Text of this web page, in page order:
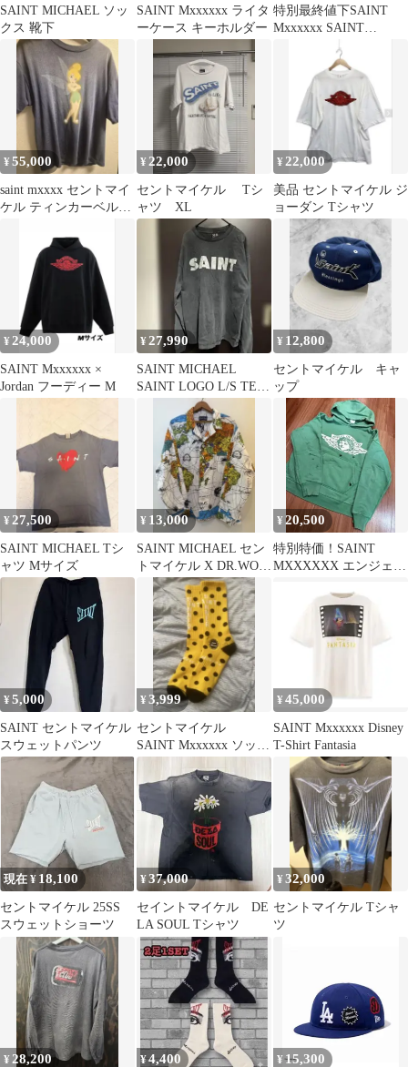
SAINT MICHAEL ソッ
クス 靴下
SAINT Mxxxxxx ライタ
ーケース キーホルダー
特別最終値下SAINT
Mxxxxxx SAINT
¥55,000
saint mxxxx セントマイ
ケル ティンカーベル
¥ 22,000
セントマイケル Tシ
ャツ XL
¥ 22,000
美品 セントマイケル ジ
ョーダン Tシャツ
¥ 24,000
SAINT Mxxxxxx ×
Jordan フーディー M
¥27,990
SAINT MICHAEL
SAINT LOGO L/S TEE
¥ 12,800
セントマイケル キャ
ップ
¥ 27,500
SAINT MICHAEL Tシ
ャツ Mサイズ
¥ 13,000
SAINT MICHAEL セン
トマイケル X DR.WOO
M パジャマシャツ
¥ 20,500
特別特価！SAINT
MXXXXXX エンジェ
¥5,000
SAINT セントマイケル
スウェットパンツ
¥3,999
セントマイケル
SAINT Mxxxxxx ソック
ス
¥ 45,000
SAINT Mxxxxxx Disney
T-Shirt Fantasia
現在 ¥ 18,100
セントマイケル 25SS
スウェットショーツ
¥37,000
セイントマイケル DE
LA SOUL Tシャツ
¥32,000
セントマイケル Tシャ
ツ
¥ 28,200 ¥4,400 ¥15,300